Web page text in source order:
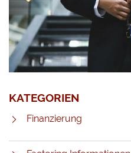
KATEGORIEN
Finanzierung